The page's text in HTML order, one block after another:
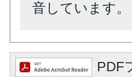
音しています。
PDF